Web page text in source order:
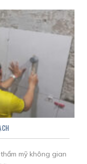
mỹ không gian